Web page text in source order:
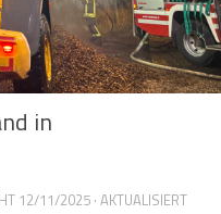
in
12/11/2025 · AKTUALISIERT